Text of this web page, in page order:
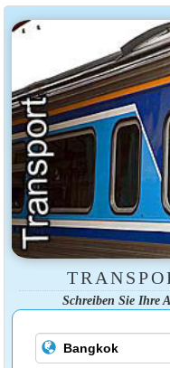
Schreiben Sie Ihre